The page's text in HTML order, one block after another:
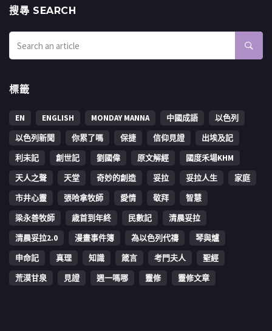
搜㝷 SEARCH
標籤
EN ENGLISH MONDAY MANNA 中國成語
以色列
以色列新聞
你累了嗎 保捷 信仰見證
出埃及記
利未記
創世記 劉國偉 原文解經
國度禾場KHM
天人之聲
天堂 奇妙的創造 妥拉 妥拉人生
家庭
市井心靈
張哈拿牧師 愛情 敬拜
智慧
梁永善牧師
歳首到年終 民數記
清晨妥拉
清晨妥拉2.0
漫畫事件簿 為以色列代禱
琴與爐
申命記
真理 知識 箴言 考門夫人
聖經
荒漠甘泉
見證 週一嗎哪 靈修 靈修文章